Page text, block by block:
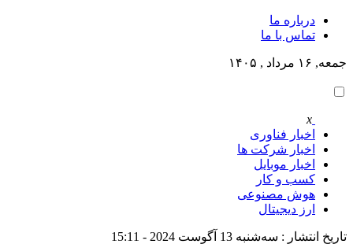
درباره ما
تماس با ما
جمعه, ۱۶ مرداد , ۱۴۰۵
x
اخبار فناوری
اخبار شرکت ها
اخبار موبایل
کسب و کار
هوش مصنوعی
ارز دیجیتال
تاریخ انتشار : سه‌شنبه 13 آگوست 2024 - 15:11